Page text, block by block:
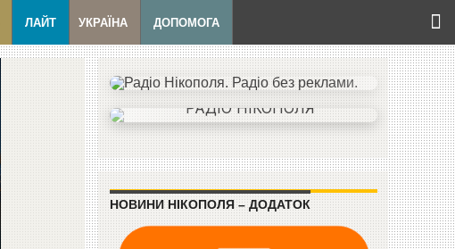
ЛАЙТ УКРАЇНА ДОПОМОГА
НОВИНИ НІКОПОЛЯ – ДОДАТОК